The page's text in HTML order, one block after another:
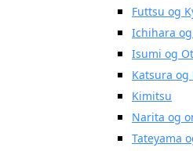
Futtsu og
Ichihara
Isumi og
Katsura og
Kimitsu
Narita og
Tateyama